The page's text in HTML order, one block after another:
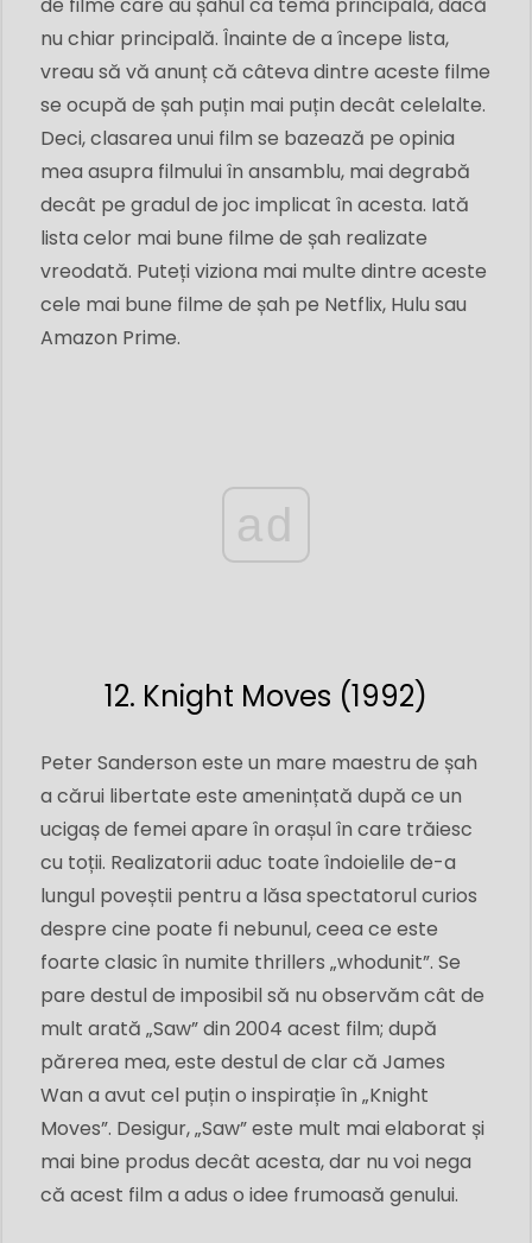
nu chiar principală. Înainte de a începe lista,
vreau să vă anunț că câteva dintre aceste filme
se ocupă de șah puțin mai puțin decât celelalte.
Deci, clasarea unui film se bazează pe opinia
mea asupra filmului în ansamblu, mai degrabă
decât pe gradul de joc implicat în acesta. Iată
lista celor mai bune filme de șah realizate
vreodată. Puteți viziona mai multe dintre aceste
cele mai bune filme de șah pe Netflix, Hulu sau
Amazon Prime.
ad
12. Knight Moves (1992)
Peter Sanderson este un mare maestru de șah
a cărui libertate este amenințată după ce un
ucigaș de femei apare în orașul în care trăiesc
cu toții. Realizatorii aduc toate îndoielile de-a
lungul poveștii pentru a lăsa spectatorul curios
despre cine poate fi nebunul, ceea ce este
foarte clasic în numite thrillers „whodunit”. Se
pare destul de imposibil să nu observăm cât de
mult arată „Saw” din 2004 acest film; după
părerea mea, este destul de clar că James
Wan a avut cel puțin o inspirație în „Knight
Moves”. Desigur, „Saw” este mult mai elaborat și
mai bine produs decât acesta, dar nu voi nega
că acest film a adus o idee frumoasă genului.